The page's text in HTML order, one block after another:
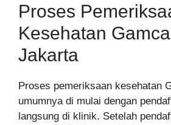
Proses
Kesehatan
Jakarta
Proses pemeriksaan kesehatan
umumnya di mulai dengan
langsung di klinik. Setelah